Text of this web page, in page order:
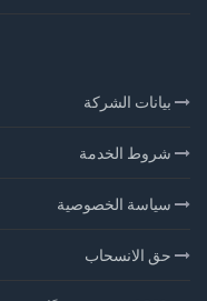
بيانات الشركة
شروط الخدمة
سياسة الخصوصية
حق الانسحاب